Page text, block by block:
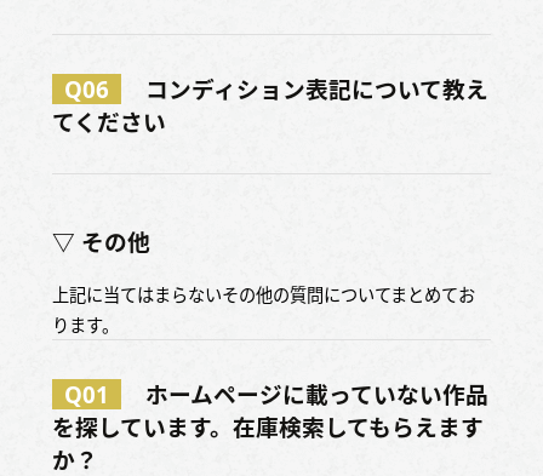
Q06
コンディション表記について教え
てください
▽ その他
上記に当てはまらないその他の質問についてまとめてお
ります。
Q01
ホームページに載っていない作品
を探しています。在庫検索してもらえます
か？